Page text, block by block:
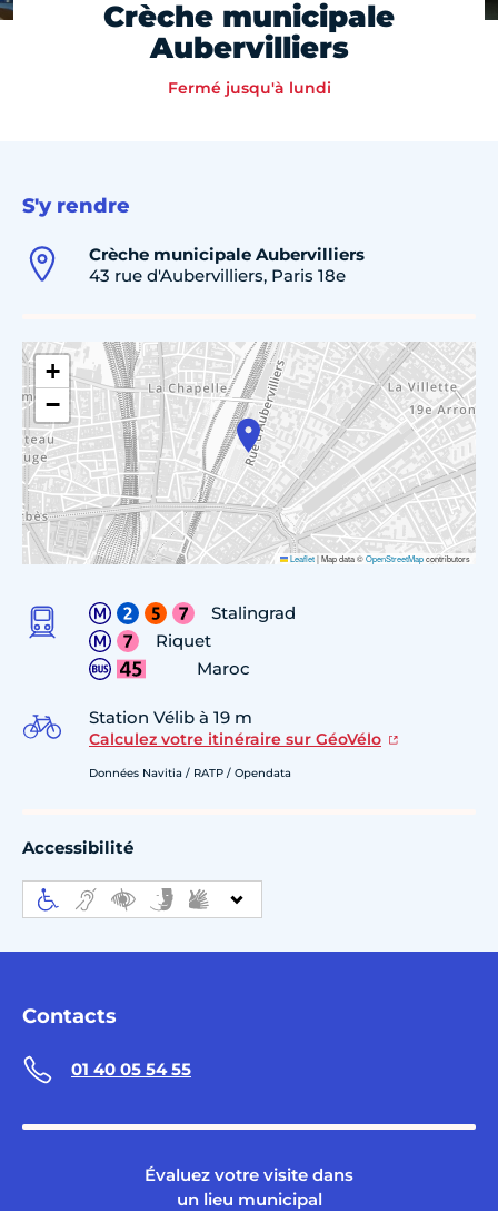
Crèche municipale
Aubervilliers
Fermé jusqu'à lundi
S'y rendre
Crèche municipale Aubervilliers
43 rue d'Aubervilliers, Paris 18e
+
−
Leaflet|Map data ©OpenStreetMapcontributors
Stalingrad
Riquet
Maroc
Station Vélib à 19 m
Calculez votre itinéraire sur GéoVélo
Données Navitia / RATP / Opendata
Accessibilité
Contacts
01 40 05 54 55
Évaluez votre visite dans
un lieu municipal